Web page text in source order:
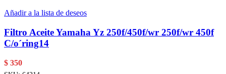
Añadir a la lista de deseos
Filtro Aceite Yamaha Yz 250f/450f/wr 250f/wr 450f
C/o´ring14
$ 350